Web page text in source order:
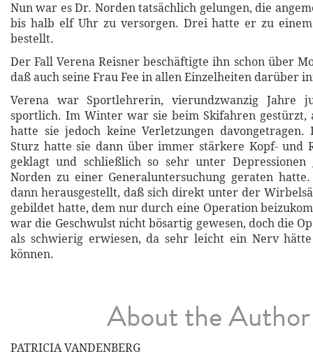
Nun war es Dr. Norden tatsächlich gelungen, die
bis halb elf Uhr zu versorgen. Drei hatte er zu
bestellt.
Der Fall Verena Reisner beschäftigte ihn schon über
daß auch seine Frau Fee in allen Einzelheiten darüber
Verena war Sportlehrerin, vierundzwanzig Jahre
sportlich. Im Winter war sie beim Skifahren gestürzt,
hatte sie jedoch keine Verletzungen davongetragen.
Sturz hatte sie dann über immer stärkere Kopf- und
geklagt und schließlich so sehr unter
Norden zu einer Generaluntersuchung geraten
dann herausgestellt, daß sich direkt unter der
gebildet hatte, dem nur durch eine Operation
war die Geschwulst nicht bösartig gewesen, doch die
als schwierig erwiesen, da sehr leicht ein Nerv
können.
About the Author
PATRICIA VANDENBERG